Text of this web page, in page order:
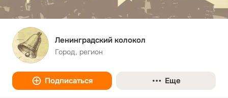
Ленинградский колокол
Город, регион
Подписаться Еще